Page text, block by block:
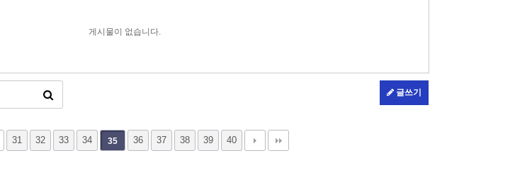
게시물이 없습니다.
글쓰기
31 32 33 34 35 36 37 38 39 40